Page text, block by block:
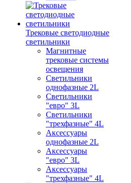
Трековые светодиодные
светильники
Магнитные
трековые системы
освещения
Светильники
однофазные 2L
Светильники
"евро" 3L
Светильники
"трехфазные" 4L
Аксессуары
однофазные 2L
Аксессуары
"евро" 3L
Аксессуары
"трехфазные" 4L